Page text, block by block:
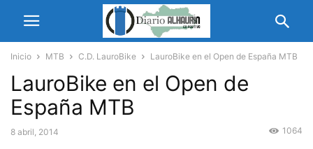
Inicio MTB C.D. LauroBike LauroBike en el Open de España MTB
LauroBike en el Open de
España MTB
8 abril, 2014 1064